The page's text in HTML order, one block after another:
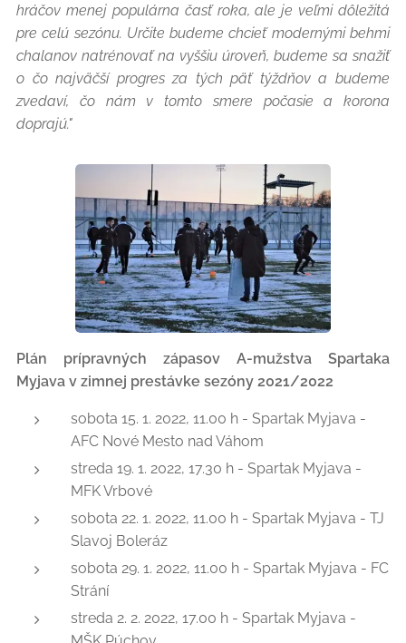
hráčov menej populárna časť roka, ale je veľmi dôležitá
pre celú sezónu. Určite budeme chcieť modernými behmi
chalanov natrénovať na vyššiu úroveň, budeme sa snažiť
o čo najväčší progres za tých päť týždňov a budeme
zvedaví, čo nám v tomto smere počasie a korona
doprajú."
Plán prípravných zápasov A-mužstva Spartaka
Myjava v zimnej prestávke sezóny 2021/2022
sobota 15. 1. 2022, 11.00 h - Spartak Myjava -
AFC Nové Mesto nad Váhom
streda 19. 1. 2022, 17.30 h - Spartak Myjava -
MFK Vrbové
sobota 22. 1. 2022, 11.00 h - Spartak Myjava - TJ
Slavoj Boleráz
sobota 29. 1. 2022, 11.00 h - Spartak Myjava - FC
Strání
streda 2. 2. 2022, 17.00 h - Spartak Myjava -